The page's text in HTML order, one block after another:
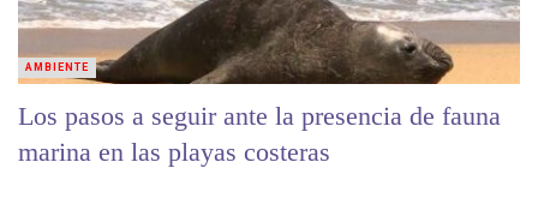
Los pasos a seguir ante la presencia de fauna
marina en las playas costeras
AMBIENTE